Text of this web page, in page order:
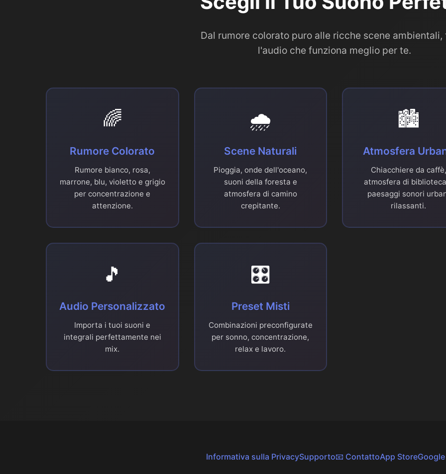
Dal rumore colorato puro alle ricche scene ambientali,
l'audio che funziona meglio per te.
🌈
Rumore Colorato
Rumore bianco, rosa,
marrone, blu, violetto e grigio
per concentrazione e
attenzione.
🌧️
Scene Naturali
Pioggia, onde dell'oceano,
suoni della foresta e
atmosfera di camino
crepitante.
🏙️
Atmosfera
Chiacchiere da caffè,
atmosfera di
paesaggi sonori
rilassanti.
🎵
Audio Personalizzato
Importa i tuoi suoni e
integrali perfettamente nei
mix.
🎛️
Preset Misti
Combinazioni preconfigurate
per sonno, concentrazione,
relax e lavoro.
Informativa sulla PrivacySupporto📧 ContattoApp Store